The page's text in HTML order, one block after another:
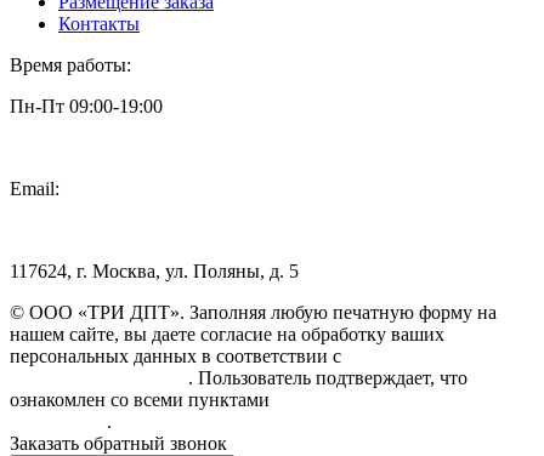
Контакты
Время работы:
Пн-Пт 09:00-19:00
Email:
117624, г. Москва, ул. Поляны, д. 5
© ООО «ТРИ ДПТ». Заполняя любую печатную форму на
нашем сайте, вы даете согласие на обработку ваших
персональных данных в соответствии с
. Пользователь подтверждает, что
ознакомлен со всеми пунктами
.
Заказать обратный звонок